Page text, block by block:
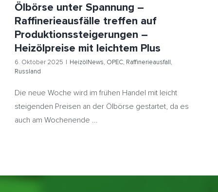
Ölbörse unter Spannung –
Raffinerieausfälle treffen auf
Produktionssteigerungen –
Heizölpreise mit leichtem Plus
6. Oktober 2025 | HeizölNews, OPEC, Raffinerieausfall,
Russland
Die neue Woche wird im frühen Handel mit leicht
steigenden Preisen an der Ölbörse gestartet, da es
auch am Wochenende ...